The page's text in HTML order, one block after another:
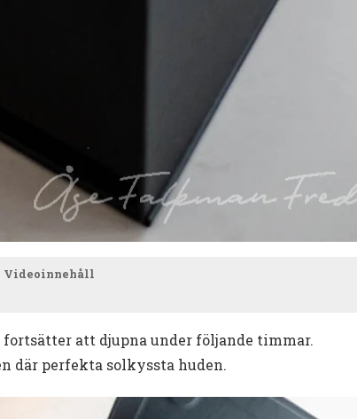
Videoinnehåll
fortsätter att djupna under följande timmar.
där perfekta solkyssta huden.